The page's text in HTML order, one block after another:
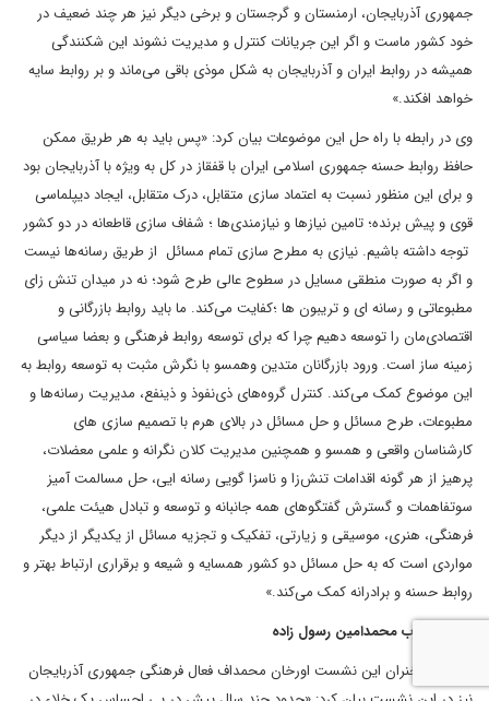
جمهوری آذربایجان، ارمنستان و گرجستان و برخی دیگر نیز هر چند ضعیف در
خود کشور ماست و اگر این جریانات کنترل و مدیریت نشوند این شکنندگی
همیشه در روابط ایران و آذربایجان به شکل موذی باقی می‌ماند و بر روابط سایه
خواهد افکند.»
وی در رابطه با راه حل این موضوعات بیان کرد: «پس باید به هر طریق ممکن
حافظ روابط حسنه جمهوری اسلامی ایران با قفقاز در کل به ویژه با آذربایجان بود
و برای این منظور نسبت به اعتماد سازی متقابل، درک متقابل، ایجاد دیپلماسی
قوی و پیش برنده؛ تامین نیازها و نیازمندی‌ها ؛ شفاف سازی قاطعانه در دو کشور
توجه داشته باشیم. نیازی به مطرح سازی تمام مسائل از طریق رسانه‌ها نیست
و اگر به صورت منطقی مسایل در سطوح عالی طرح شود؛ نه در میدان تنش زای
مطبوعاتی و رسانه ای و تریبون ها ؛کفایت می‌کند. ما باید روابط بازرگانی و
اقتصادی‌مان را توسعه دهیم چرا که برای توسعه روابط فرهنگی و بعضا سیاسی
زمینه ساز است. ورود بازرگانان متدین وهمسو با نگرش مثبت به توسعه روابط به
این موضوع کمک می‌کند. کنترل گروه‌های ذی‌نفوذ و ذینفع، مدیریت رسانه‌ها و
مطبوعات، طرح مسائل و حل مسائل در بالای هرم با تصمیم سازی های
کارشناسان واقعی و همسو و همچنین مدیریت کلان نگرانه و علمی معضلات،
پرهیز از هر گونه اقدامات تنش‌زا و ناسزا گویی رسانه ایی، حل مسالمت آمیز
سوتفاهمات و گسترش گفتگوهای همه جانبانه و توسعه و تبادل هیئت علمی،
فرهنگی، هنری، موسیقی و زیارتی، تفکیک و تجزیه مسائل از یکدیگر از دیگر
مواردی است که به حل مسائل دو کشور همسایه و شیعه و برقراری ارتباط بهتر و
روابط حسنه و برادرانه کمک می‌کند.»
نقش مخرب محمدامین رسول زاده
آخرین سخنران این نشست اورخان محمداف فعال فرهنگی جمهوری آذربایجان